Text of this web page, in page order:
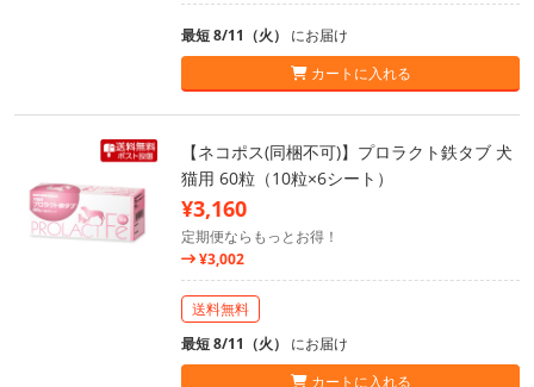
最短 8/11（火） にお届け
カートに入れる
【ネコポス(同梱不可)】プロラクト鉄タブ 犬
猫用 60粒（10粒×6シート）
¥3,160
定期便ならもっとお得！
¥3,002
送料無料
最短 8/11（火） にお届け
カートに入れる